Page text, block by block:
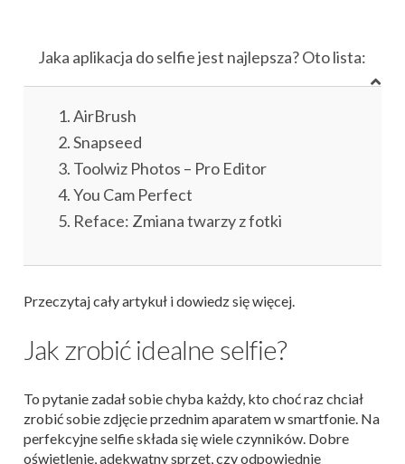
Jaka aplikacja do selfie jest najlepsza? Oto lista:
AirBrush
Snapseed
Toolwiz Photos – Pro Editor
You Cam Perfect
Reface: Zmiana twarzy z fotki
Przeczytaj cały artykuł i dowiedz się więcej.
Jak zrobić idealne selfie?
To pytanie zadał sobie chyba każdy, kto choć raz chciał
zrobić sobie zdjęcie przednim aparatem w smartfonie. Na
perfekcyjne selfie składa się wiele czynników. Dobre
oświetlenie, adekwatny sprzęt, czy odpowiednie